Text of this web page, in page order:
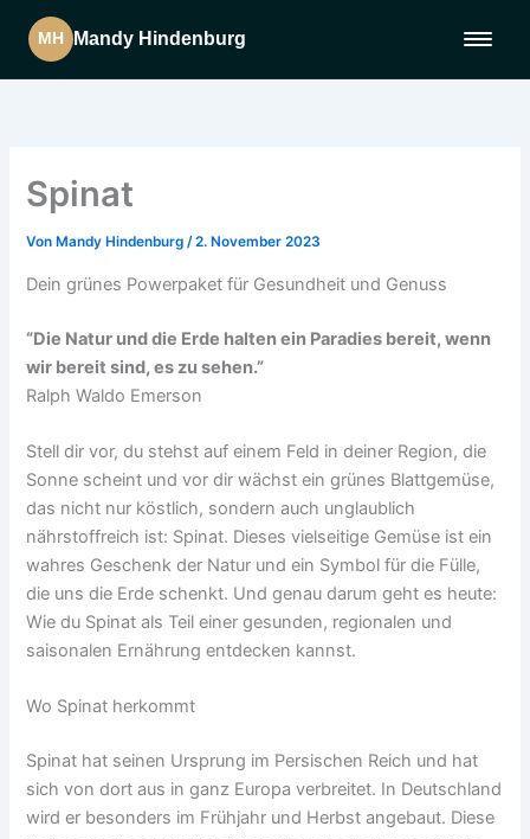
MH Mandy Hindenburg
Über mich
Projekte
Angebote
Bücher
Begleitung
Unternehmensbegleitung
Kalender
Anmelden
Eingeschränkter Inhalt
Spinat
Von Mandy Hindenburg/2. November 2023
Dein grünes Powerpaket für Gesundheit und Genuss
“Die Natur und die Erde halten ein Paradies bereit, wenn
wir bereit sind, es zu sehen.”
Ralph Waldo Emerson
Stell dir vor, du stehst auf einem Feld in deiner Region, die
Sonne scheint und vor dir wächst ein grünes Blattgemüse,
das nicht nur köstlich, sondern auch unglaublich
nährstoffreich ist: Spinat. Dieses vielseitige Gemüse ist ein
wahres Geschenk der Natur und ein Symbol für die Fülle,
die uns die Erde schenkt. Und genau darum geht es heute:
Wie du Spinat als Teil einer gesunden, regionalen und
saisonalen Ernährung entdecken kannst.
Wo Spinat herkommt
Spinat hat seinen Ursprung im Persischen Reich und hat
sich von dort aus in ganz Europa verbreitet. In Deutschland
wird er besonders im Frühjahr und Herbst angebaut. Diese